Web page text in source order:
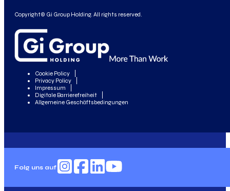
Copyright© Gi Group Holding. All rights reserved.
Cookie Policy
Privacy Policy
Impressum
Digitale Barrierefreiheit
Allgemeine Geschäftsbedingungen
Folg uns auf